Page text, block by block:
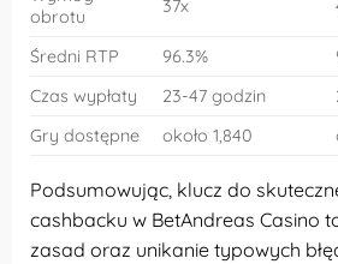
obrotu
37x
Średni RTP 96.3%
Czas wypłaty
23-47 godzin
Gry dostępne
około 1,840
Podsumowując, klucz do
cashbacku w BetAndreas Casino
zasad oraz unikanie typowych